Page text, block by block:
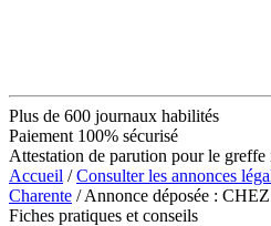
Plus de 600 journaux habilités
Paiement 100% sécurisé
Attestation de parution pour le greffe
Accueil /Consulter les annonces
Charente / Annonce déposée :
Fiches pratiques et conseils